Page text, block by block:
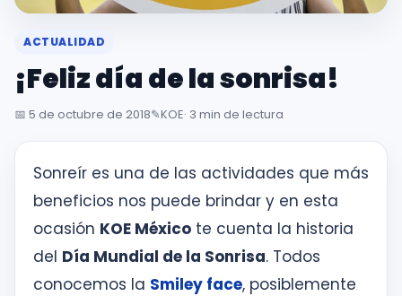
Comunidad
Habla
inglés
primera
sesión
Intranet
KOE
ACTUALIDAD
¡Feliz día de la sonrisa!
📅 5 de octubre de 2018✎️KOE· 3 min de lectura
Sonreír es una de las actividades que más
beneficios nos puede brindar y en esta
ocasión KOE México te cuenta la historia
del Día Mundial de la Sonrisa. Todos
conocemos la Smiley face, posiblemente